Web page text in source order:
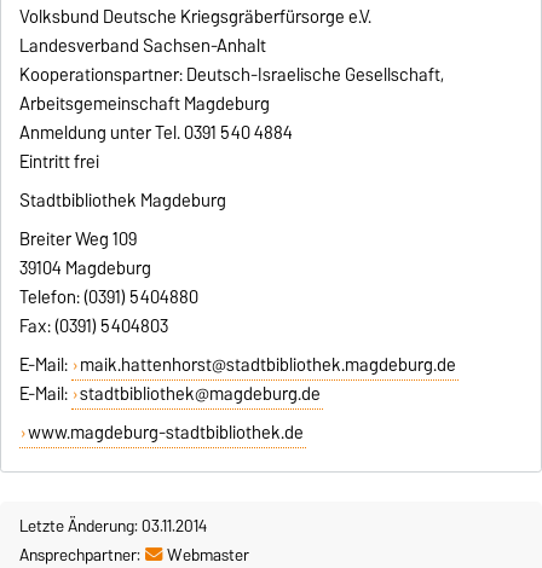
Volksbund Deutsche Kriegsgräberfürsorge e.V.
Landesverband Sachsen-Anhalt
Kooperationspartner: Deutsch-Israelische Gesellschaft,
Arbeitsgemeinschaft Magdeburg
Anmeldung unter Tel. 0391 540 4884
Eintritt frei
Stadtbibliothek Magdeburg
Breiter Weg 109
39104 Magdeburg
Telefon: (0391) 5404880
Fax: (0391) 5404803
E-Mail: maik.hattenhorst@stadtbibliothek.magdeburg.de
E-Mail: stadtbibliothek@magdeburg.de
www.magdeburg-stadtbibliothek.de
Letzte Änderung: 03.11.2014
Ansprechpartner:
Webmaster